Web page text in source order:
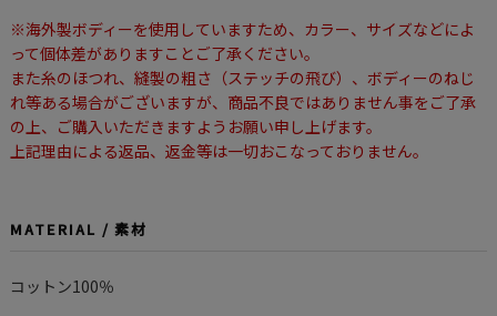
※海外製ボディーを使用していますため、カラー、サイズなどによ
って個体差がありますことご了承ください。
また糸のほつれ、縫製の粗さ（ステッチの飛び）、ボディーのねじ
れ等ある場合がございますが、商品不良ではありません事をご了承
の上、ご購入いただきますようお願い申し上げます。
上記理由による返品、返金等は一切おこなっておりません。
MATERIAL / 素材
コットン100％